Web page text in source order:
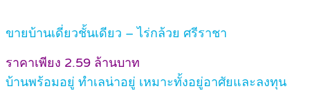
ขายบ้านเดี่ยวชั้นเดียว – ไร่กล้วย ศรีราชา
ราคาเพียง 2.59 ล้านบาท
บ้านพร้อมอยู่ ทำเลน่าอยู่ เหมาะทั้งอยู่อาศัยและลงทุน